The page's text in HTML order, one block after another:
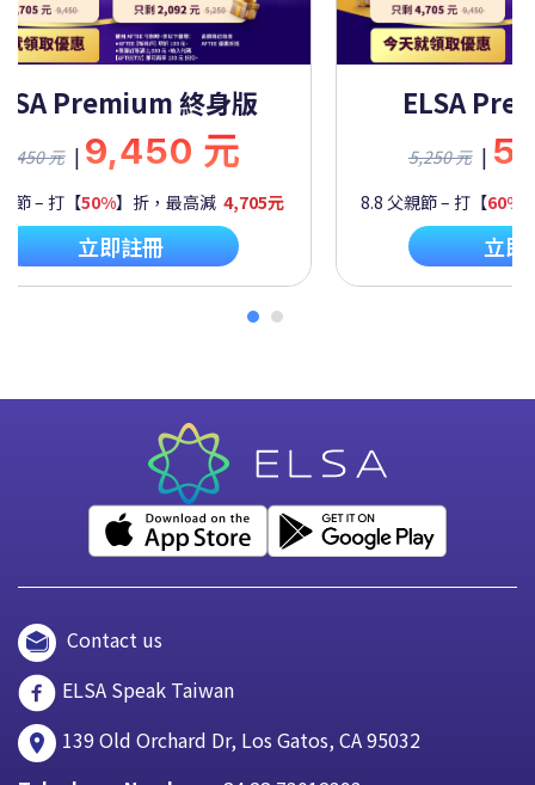
ELSA Premium 一年
5,250 元 |5,250 元
親節 – 打【60% 】折，最高減2,092元
立即註冊
ELSA
9,450 元 |
8.8 父親節 – 打【50%
立
Contact us
ELSA Speak Taiwan
139 Old Orchard Dr, Los Gatos, CA 95032